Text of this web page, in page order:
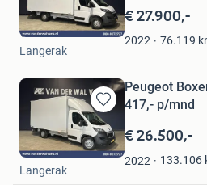
in
Mijn
Favorieten
€ 27.900,-
2022 76.119
Van der Wal Vans
Langerak
Bewaren
in
Mijn
Favorieten
Peugeot
417,- p/mnd
€ 26.500,-
2022 133.106
Van der Wal Vans
Langerak